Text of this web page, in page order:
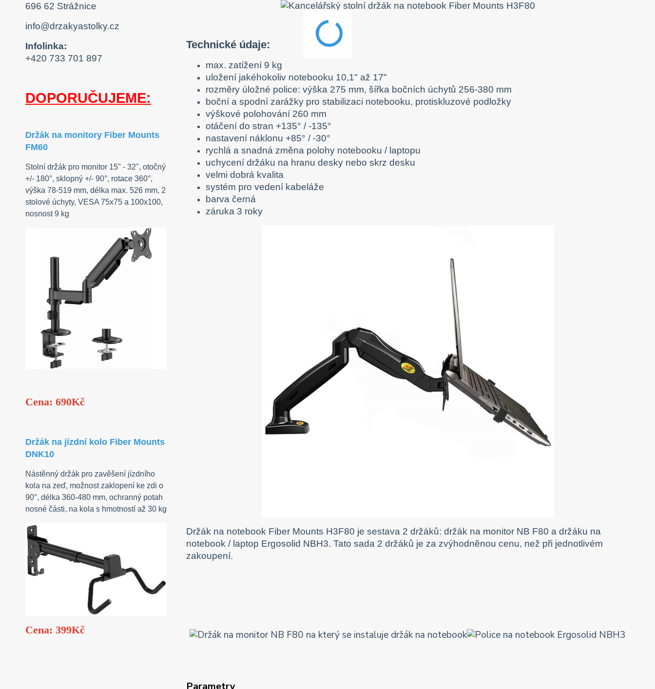
696 62 Strážnice
info@drzakyastolky.cz
Infolinka:
+420 733 701 897
DOPORUČUJEME:
Držák na monitory Fiber Mounts
FM60
Stolní držák pro monitor 15" - 32", otočný
+/- 180°, sklopný +/- 90°, rotace 360°,
výška 78-519 mm, délka max. 526 mm, 2
stolové úchyty, VESA 75x75 a 100x100,
nosnost 9 kg
Cena: 690Kč
Držák na jízdní kolo Fiber Mounts
DNK10
Nástěnný držák pro zavěšení jízdního
kola na zeď, možnost zaklopení ke zdi o
90°, délka 360-480 mm, ochranný potah
nosné části, na kola s hmotností až 30 kg
Cena: 399Kč
Technické údaje:
max. zatížení 9 kg
uložení jakéhokoliv notebooku 10,1" až 17"
rozměry úložné police: výška 275 mm, šířka bočních úchytů 256-380 mm
boční a spodní zarážky pro stabilizaci notebooku, protiskluzové podložky
výškové polohování 260 mm
otáčení do stran +135° / -135°
nastavení náklonu +85° / -30°
rychlá a snadná změna polohy notebooku / laptopu
uchycení držáku na hranu desky nebo skrz desku
velmi dobrá kvalita
systém pro vedení kabeláže
barva černá
záruka 3 roky
Držák na notebook Fiber Mounts H3F80 je sestava 2 držáků: držák na monitor NB F80 a držáku na
notebook / laptop Ergosolid NBH3. Tato sada 2 držáků je za zvýhodněnou cenu, než při jednotlivém
zakoupení.